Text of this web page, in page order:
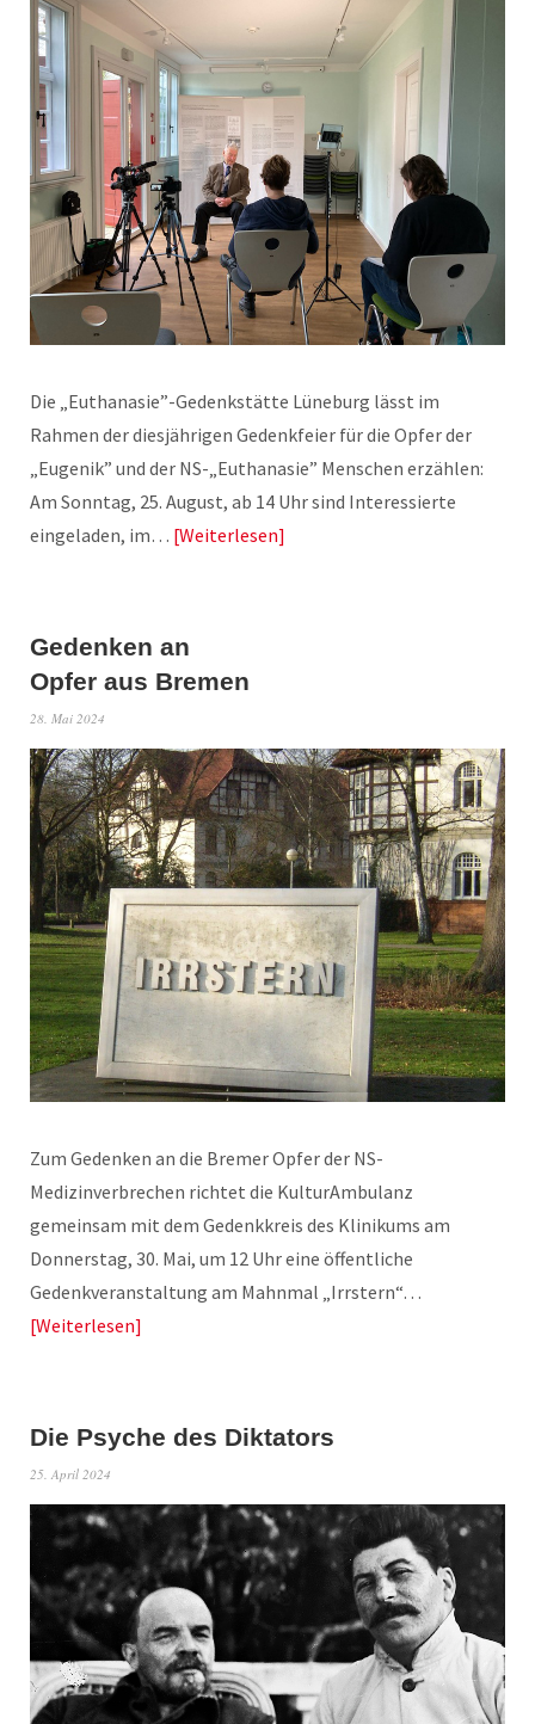
Die „Euthanasie”-Gedenkstätte Lüneburg lässt im
Rahmen der diesjährigen Gedenkfeier für die Opfer der
„Eugenik” und der NS-„Euthanasie” Menschen erzählen:
Am Sonntag, 25. August, ab 14 Uhr sind Interessierte
eingeladen, im… Weiterlesen
Gedenken an
Opfer aus Bremen
28. Mai 2024
Zum Gedenken an die Bremer Opfer der NS-
Medizinverbrechen richtet die KulturAmbulanz
gemeinsam mit dem Gedenkkreis des Klinikums am
Donnerstag, 30. Mai, um 12 Uhr eine öffentliche
Gedenkveranstaltung am Mahnmal „Irrstern“…
Weiterlesen
Die Psyche des Diktators
25. April 2024